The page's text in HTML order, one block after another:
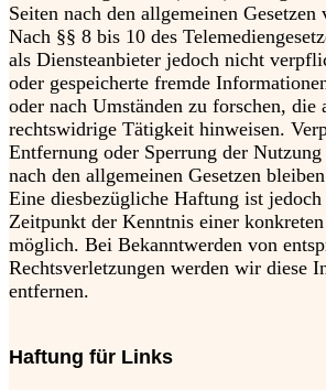
Seiten nach den allgemeinen
Nach §§ 8 bis 10 des
als Diensteanbieter jedoch nicht
oder gespeicherte fremde
oder nach Umständen zu forschen, die
rechtswidrige Tätigkeit hinweisen.
Entfernung oder Sperrung der
nach den allgemeinen Gesetzen
Eine diesbezügliche Haftung ist jedoch
Zeitpunkt der Kenntnis einer
möglich. Bei Bekanntwerden von
Rechtsverletzungen werden wir diese
entfernen.
Haftung für Links